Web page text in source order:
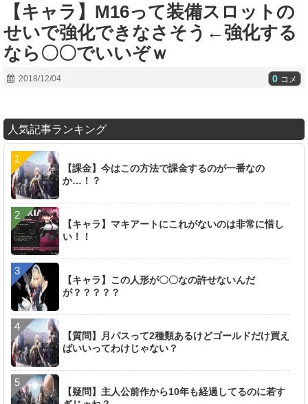
【キャラ】M16って装備スロットの
せいで強化できなさそう←強化する
なら〇〇でいいぞｗ
2018/12/04 0 コメ
人気記事ランキング
【課金】今はこの方法で課金するのが一番なの
か…！？
【キャラ】マキアートにこれがないのは非常に惜し
い！！
【キャラ】この人形が〇〇なの許せないんだ
が？？？？？
【質問】月パスって2種類あるけどゴールドだけ買え
ばいいってわけじゃない？
【疑問】主人公前作から10年も経過してるのに若す